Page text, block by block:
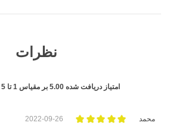
نظرات
امتیاز دریافت شده 5.00 بر مقیاس 1تا 5
محمد 2022-09-26